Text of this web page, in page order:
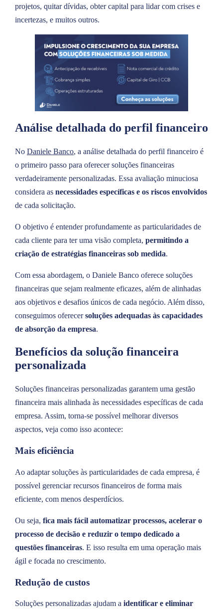
projetos, quitar dívidas, obter capital para lidar com crises e
incertezas, e muitos outros.
Análise detalhada do perfil financeiro
No Daniele Banco, a análise detalhada do perfil financeiro é
o primeiro passo para oferecer soluções financeiras
verdadeiramente personalizadas. Essa avaliação minuciosa
considera as necessidades específicas e os riscos envolvidos
de cada solicitação.
O objetivo é entender profundamente as particularidades de
cada cliente para ter uma visão completa, permitindo a
criação de estratégias financeiras sob medida.
Com essa abordagem, o Daniele Banco oferece soluções
financeiras que sejam realmente eficazes, além de alinhadas
aos objetivos e desafios únicos de cada negócio. Além disso,
conseguimos oferecersoluções adequadas às capacidades
de absorção da empresa.
Benefícios da solução financeira
personalizada
Soluções financeiras personalizadas garantem uma gestão
financeira mais alinhada às necessidades específicas de cada
empresa. Assim, torna-se possível melhorar diversos
aspectos, veja como isso acontece:
Mais eficiência
Ao adaptar soluções às particularidades de cada empresa, é
possível gerenciar recursos financeiros de forma mais
eficiente, com menos desperdícios.
Ou seja, fica mais fácil automatizar processos, acelerar o
processo de decisão e reduzir o tempo dedicado a
questões financeiras. E isso resulta em uma operação mais
ágil e focada no crescimento.
Redução de custos
Soluções personalizadas ajudam a identificar e eliminar